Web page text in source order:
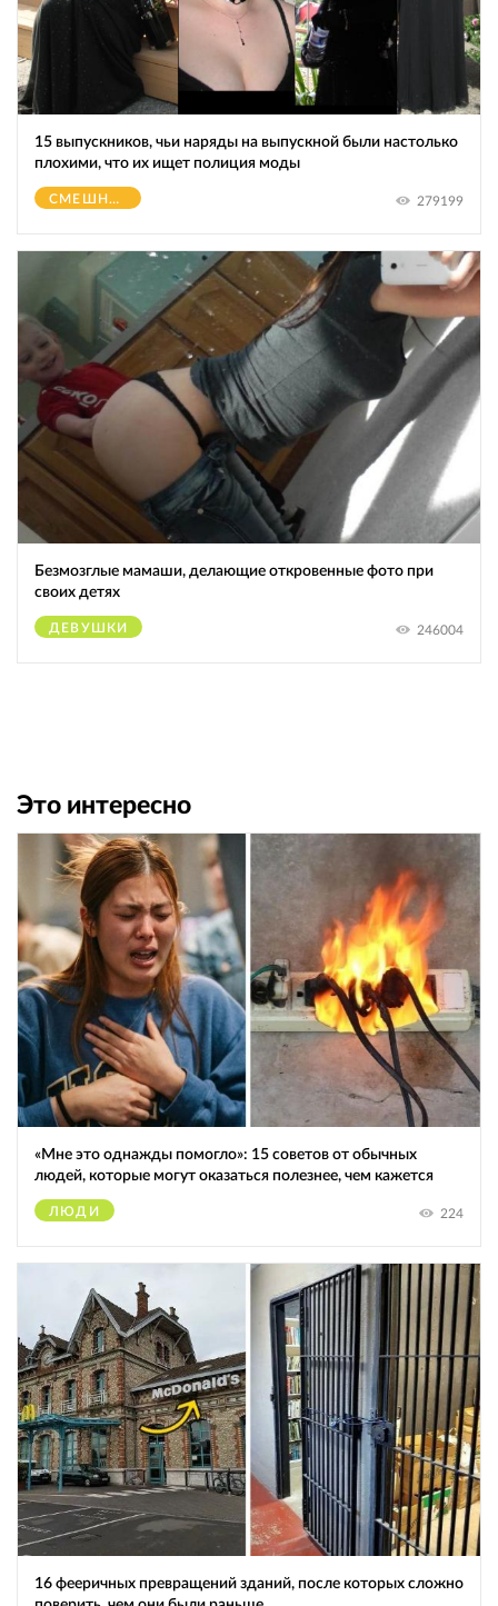
15 выпускников, чьи наряды на выпускной были настолько
плохими, что их ищет полиция моды
СМЕШНОЕ 279199
Безмозглые мамаши, делающие откровенные фото при
своих детях
ДЕВУШКИ 246004
Это интересно
«Мне это однажды помогло»: 15 советов от обычных
людей, которые могут оказаться полезнее, чем кажется
ЛЮДИ 224
16 фееричных превращений зданий, после которых сложно